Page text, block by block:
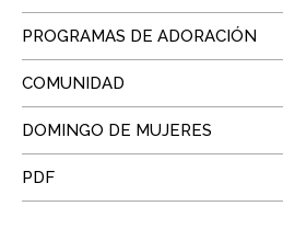
PROGRAMAS DE ADORACIÓN
COMUNIDAD
DOMINGO DE MUJERES
PDF